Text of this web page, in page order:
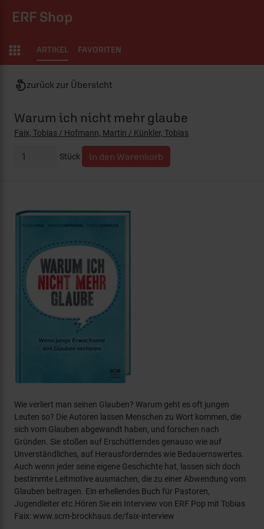
ERF Shop
ARTIKEL FAVORITEN
zurück zur Übersicht
Stück
Warum ich nicht mehr glaube
Faix, Tobias / Hofmann, Martin / Künkler, Tobias
Wie verliert man seinen Glauben? Warum geht es oft jungen
Leuten so? Die Autoren lassen Menschen zu Wort kommen, die
sich vom Glauben abgewandt haben, und forschen nach
Gründen. Sie stoßen auf Erschütterndes genauso wie auf
Unverständliches, auf Herausforderndes wie Bedauernswertes.
Auch wenn jeder seine eigene Geschichte hat, lassen sich doch
bestimmte Leitmotive ausmachen, die zu einer Abwendung vom
Glauben beitragen. Ein erhellendes Buch für Pastoren,
Jugendleiter etc.Hören Sie ein Interview von ERF Pop mit Tobias
Faix: www.scm-brockhaus.de/faix-interview